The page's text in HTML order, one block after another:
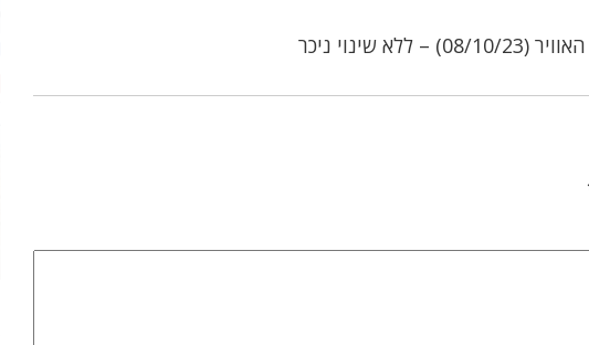
– ללא שינוי ניכר